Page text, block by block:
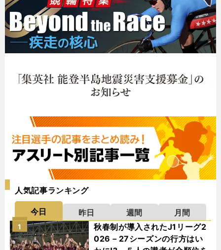
人気記事ランキング
今日 昨日 週間
月間
秋春制が導入されたJ1リーグ2
026－27シーズンの行方はい
1